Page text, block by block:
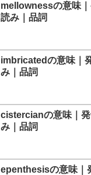
mellownessの意味
読み｜品詞
imbricatedの意味｜
み｜品詞
cistercianの意味｜
み｜品詞
epenthesisの意味｜